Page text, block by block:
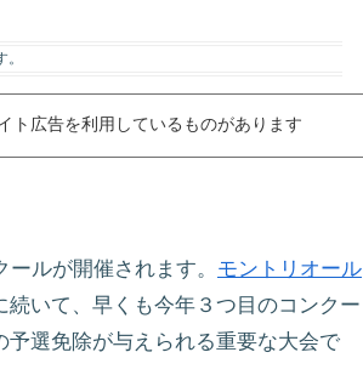
ト広告を利用しているものがあります
ルが開催されます。 モントリオール
続いて、早くも今年３つ目のコンクー
選免除が与えられる重要な大会で